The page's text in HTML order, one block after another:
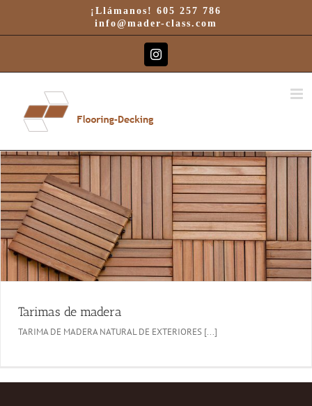
contenido
¡Llámanos! 605 257 786
info@mader-class.com
Instagram
Tarimas de madera
TARIMA DE MADERA NATURAL DE EXTERIORES [...]